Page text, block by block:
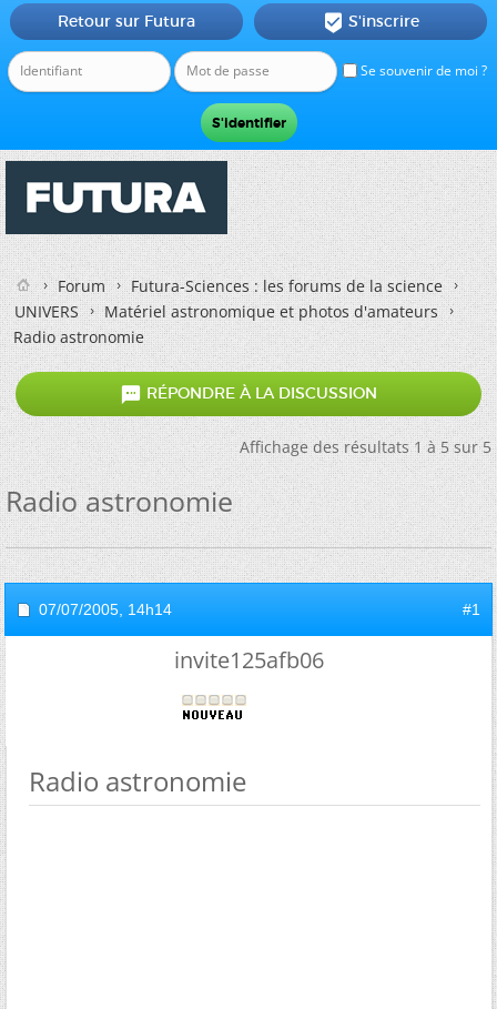
Se souvenir de moi ?
Retour sur Futura  S'inscrire
Forum
Futura-Sciences : les forums de la science
UNIVERS
Matériel astronomique et photos d'amateurs
Radio astronomie
 RÉPONDRE À LA DISCUSSION
Affichage des résultats 1 à 5 sur 5
Radio astronomie
07/07/2005, 14h14 #1
invite125afb06
Radio astronomie